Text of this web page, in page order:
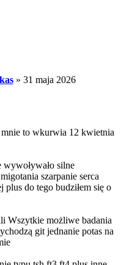
» 31 maja 2026
to wkurwia 12 kwietnia
wywoływało silne
szarpanie serca
plus do tego budziłem się o
Wszytkie możliwe badania
git jednanie potas na